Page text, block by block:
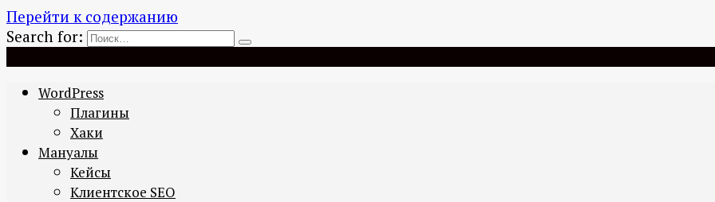
Перейти к содержанию
Search for:
WordPress
Плагины
Хаки
Мануалы
Кейсы
Клиентское SEO